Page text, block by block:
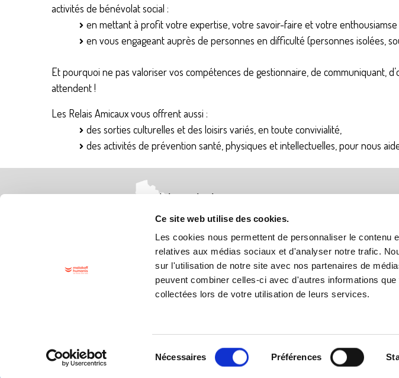
Ce site web utilise des cookies.
Les cookies nous permettent de personnaliser le contenu
relatives aux médias sociaux et d'analyser notre trafic.
sur l'utilisation de notre site avec nos partenaires de
peuvent combiner celles-ci avec d'autres informations
collectées lors de votre utilisation de leurs services.
du
Nécessaires Préférences
activités de bénévolat social :
en mettant à profit votre expertise, votre savoir-faire et votre
en vous engageant auprès de personnes en difficulté (personnes isolées,
Et pourquoi ne pas valoriser vos compétences de gestionnaire, de communiquant,
attendent !
Les Relais Amicaux vous offrent aussi :
des sorties culturelles et des loisirs variés, en toute convivialité,
des activités de prévention santé, physiques et intellectuelles, pour nous
Trouvez un relais amical
Sélectionnez votre département.
NOUS
GESTION
© Relais Amicaux 2024 - Conjuguons ensemble la solidarité